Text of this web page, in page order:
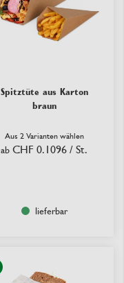
Spitztüte aus Karton
braun
Aus 2 Varianten wählen
ab CHF 0.1096 / St.
lieferbar